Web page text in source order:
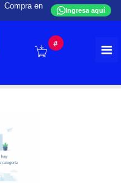
Compra en
Ingresa aquí
#